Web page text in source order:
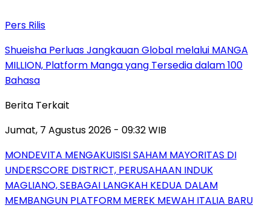
Pers Rilis
Shueisha Perluas Jangkauan Global melalui MANGA
MILLION, Platform Manga yang Tersedia dalam 100
Bahasa
Berita Terkait
Jumat, 7 Agustus 2026 - 09:32 WIB
MONDEVITA MENGAKUISISI SAHAM MAYORITAS DI
UNDERSCORE DISTRICT, PERUSAHAAN INDUK
MAGLIANO, SEBAGAI LANGKAH KEDUA DALAM
MEMBANGUN PLATFORM MEREK MEWAH ITALIA BARU